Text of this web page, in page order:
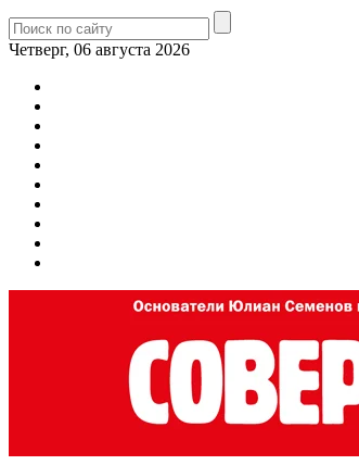
Четверг, 06 августа 2026